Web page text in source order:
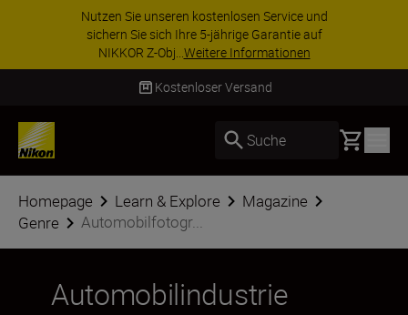
Nutzen Sie unseren kostenlosen Service und
sichern Sie sich Ihre 5-jährige Garantie auf
NIKKOR Z-Obj...Weitere Informationen
Kostenloser Versand
Suche Basket
Homepage Learn & Explore
Magazine
Genre
Automobilfotogr...
Automobilindustrie